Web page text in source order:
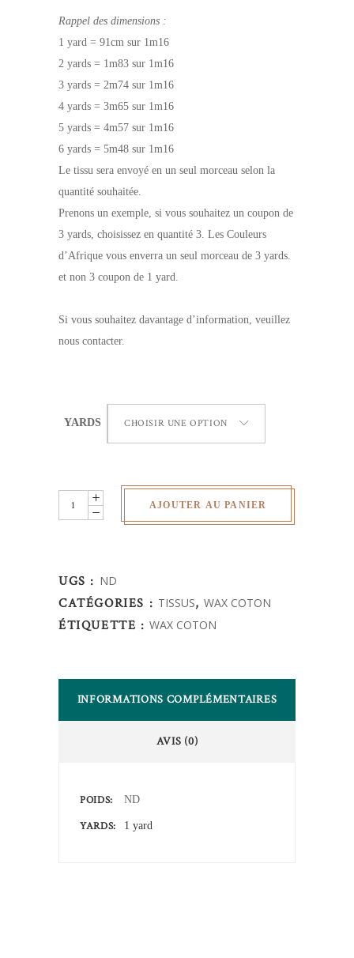
Rappel des dimensions :
1 yard = 91cm sur 1m16
2 yards = 1m83 sur 1m16
3 yards = 2m74 sur 1m16
4 yards = 3m65 sur 1m16
5 yards = 4m57 sur 1m16
6 yards = 5m48 sur 1m16
Le tissu sera envoyé en un seul morceau selon la
quantité souhaitée.
Prenons un exemple, si vous souhaitez un coupon de
3 yards, choisissez en quantité 3. Les Couleurs
d’Afrique vous enverra un seul morceau de 3 yards.
et non 3 coupon de 1 yard.
Si vous souhaitez davantage d’information, veuillez
nous contacter.
YARDS CHOISIR UNE OPTION
Wax
Africain
AJOUTER AU PANIER
UGS : ND
CATÉGORIES : TISSUS,WAX COTON
ÉTIQUETTE :WAX COTON
INFORMATIONS COMPLÉMENTAIRES
AVIS (0)
POIDS ND
YARDS 1 yard